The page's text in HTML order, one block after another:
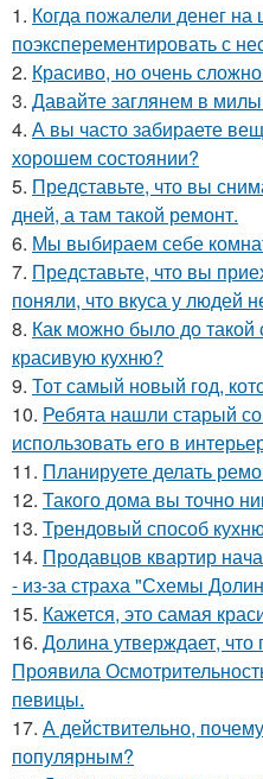
1. Когда пожалели денег
поэксперементировать с
2. Красиво, но очень
3. Давайте заглянем в
4. А вы часто забираете
хорошем состоянии?
5. Представьте, что вы
дней, а там такой ремонт.
6. Мы выбираем себе
7. Представьте, что вы
поняли, что вкуса у людей
8. Как можно было до такой
красивую кухню?
9. Тот самый новый год,
10. Ребята нашли старый
использовать его в
11. Планируете делать
12. Такого дома вы точно
13. Трендовый способ
14. Продавцов квартир
- из-за страха "Схемы
15. Кажется, это самая
16. Долина утверждает, что
Проявила
певицы.
17. А действительно,
популярным?